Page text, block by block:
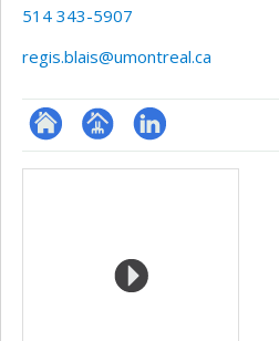
514 343-5907
regis.blais@umontreal.ca
ResearchGate
Page LinkedIn
Médias